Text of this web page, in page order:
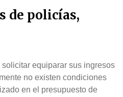
de policías,
equiparar sus ingresos
no existen condiciones
en el presupuesto de